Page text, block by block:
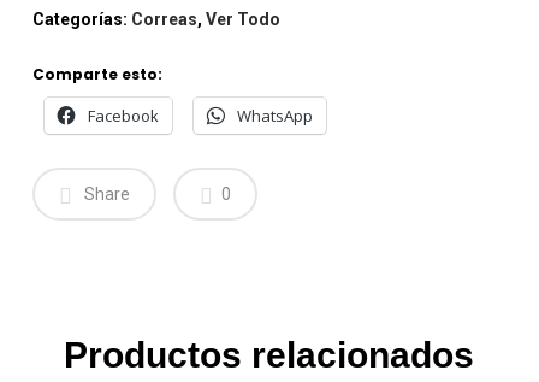
Categorías: Correas, Ver Todo
Comparte esto:
Facebook WhatsApp
Share 0
Productos relacionados